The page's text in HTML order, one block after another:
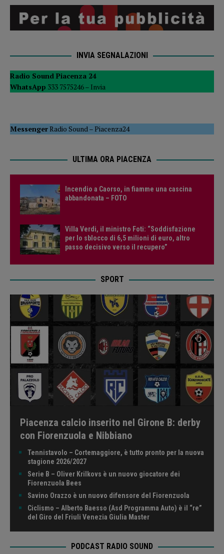
INVIA SEGNALAZIONI
Radio Sound Piacenza 24
WhatsApp 333 7575246 – Invia
MessengerRadio Sound –Piacenza24
ULTIMA ORA PIACENZA
Incendio a Caorso, in fiamme una cascina
abbandonata – FOTO
Villa Verdi, il ministro Foti: “Soddisfazione
per lo sblocco di 6,5 milioni di euro, altro
passo decisivo verso il recupero”
SPORT
Piacenza calcio inserito nel Girone B: derby
con Fiorenzuola e Nibbiano
Tennistavolo – Cortemaggiore, è tutto pronto per la nuova
stagione 2026/2027
Serie B – Oliver Krilkovs è un nuovo giocatore dei
Fiorenzuola Bees
Savino Orazzo è un nuovo difensore del Fiorenzuola
Ciclismo – Alberto Baesso (Asd Programma Auto) è il “re”
del Giro del Friuli Venezia Giulia Master
PODCAST RADIO SOUND